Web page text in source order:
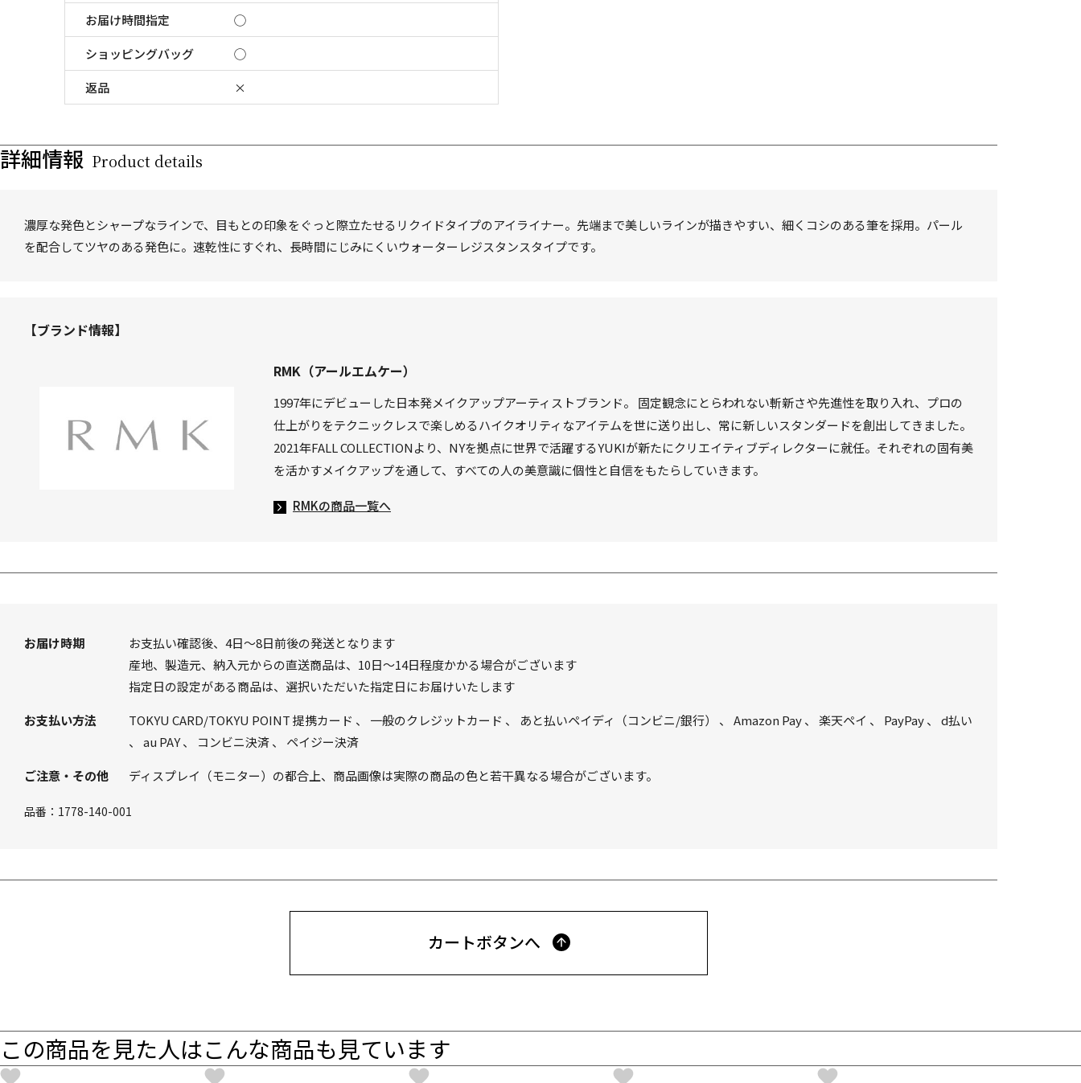
お届け時間指定
◯
ショッピングバッグ
◯
返品
×
詳細情報 Product details
濃厚な発色とシャープなラインで、目もとの印象をぐっと際立たせるリクイドタイプのアイライナー。先端まで美しいラインが描きやすい、細くコシのある筆を採用。パール
を配合してツヤのある発色に。速乾性にすぐれ、長時間にじみにくいウォーターレジスタンスタイプです。
【ブランド情報】
RMK（アールエムケー）
1997年にデビューした日本発メイクアップアーティストブランド。 固定観念にとらわれない斬新さや先進性を取り入れ、プロの
仕上がりをテクニックレスで楽しめるハイクオリティなアイテムを世に送り出し、常に新しいスタンダードを創出してきました。
2021年FALL COLLECTIONより、NYを拠点に世界で活躍するYUKIが新たにクリエイティブディレクターに就任。それぞれの固有美
を活かすメイクアップを通して、すべての人の美意識に個性と自信をもたらしていきます。
RMKの商品一覧へ
お届け時期
お支払い確認後、4日～8日前後の発送となります
産地、製造元、納入元からの直送商品は、10日～14日程度かかる場合がございます
指定日の設定がある商品は、選択いただいた指定日にお届けいたします
お支払い方法
TOKYU CARD/TOKYU POINT 提携カード 、 一般のクレジットカード 、 あと払いペイディ（コンビニ/銀行） 、 Amazon Pay、 楽天ペイ 、 PayPay、 d払い
、 au PAY、 コンビニ決済、 ペイジー決済
ご注意・その他
ディスプレイ（モニター）の都合上、商品画像は実際の商品の色と若干異なる場合がございます。
品番： 1778-140-001
カートボタンへ
この商品を見た人はこんな商品も見ています